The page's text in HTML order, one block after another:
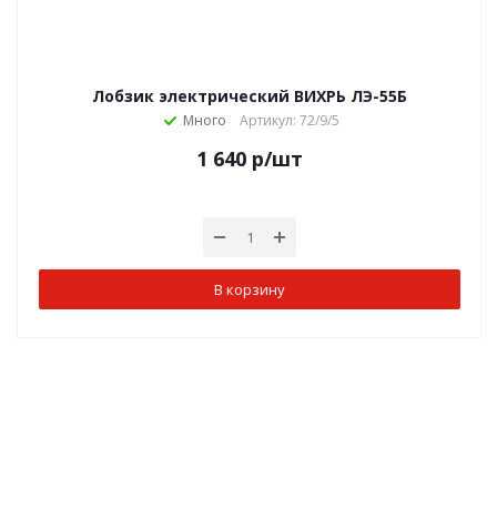
Лобзик электрический ВИХРЬ ЛЭ-55Б
Много Артикул: 72/9/5
1 640 р/шт
В корзину